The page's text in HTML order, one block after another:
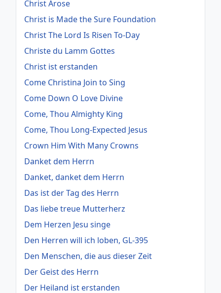
Christ Arose
Christ is Made the Sure Foundation
Christ The Lord Is Risen To-Day
Christe du Lamm Gottes
Christ ist erstanden
Come Christina Join to Sing
Come Down O Love Divine
Come, Thou Almighty King
Come, Thou Long-Expected Jesus
Crown Him With Many Crowns
Danket dem Herrn
Danket, danket dem Herrn
Das ist der Tag des Herrn
Das liebe treue Mutterherz
Dem Herzen Jesu singe
Den Herren will ich loben, GL-395
Den Menschen, die aus dieser Zeit
Der Geist des Herrn
Der Heiland ist erstanden